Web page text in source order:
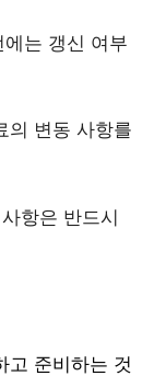
는 갱신 여부
의 변동 사항를
항은 반드시
고 준비하는 것